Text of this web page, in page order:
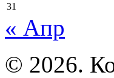
31
« Апр
© 2026.